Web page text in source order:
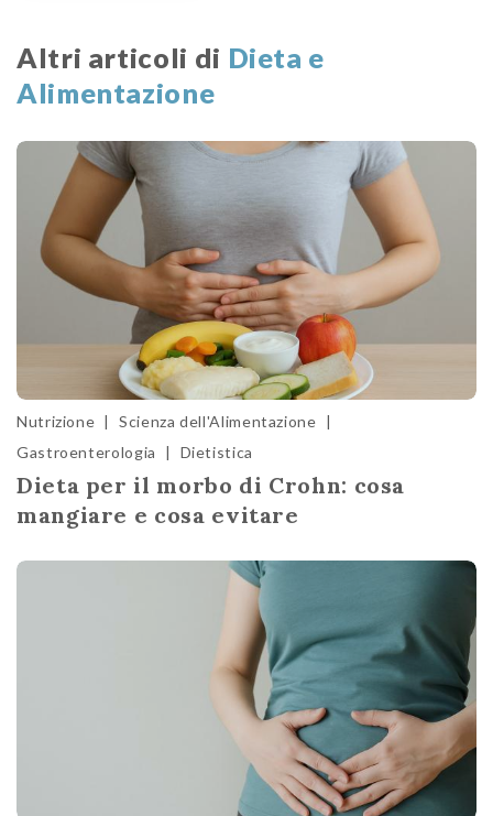
Altri articoli di Dieta e
Alimentazione
Nutrizione | Scienza dell'Alimentazione |
Gastroenterologia
| Dietistica
Dieta per il morbo di Crohn: cosa
mangiare e cosa evitare